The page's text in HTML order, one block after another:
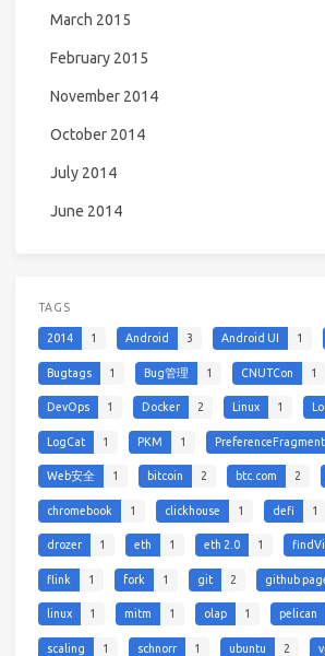
March 2015
February 2015
November 2014
October 2014
July 2014
June 2014
TAGS
2014 1 Android 3 Android UI 1
Bugtags 1 Bug管理 1 CNUTCon 1
DevOps 1 Docker 2 Linux 1
LogCat 1 PKM 1 PreferenceFragment
Web安全 1 bitcoin 2 btc.com 2
chromebook 1 clickhouse 1 defi 1
drozer 1 eth 1 eth 2.0 1
flink 1 fork 1 git 2 github
linux 1 mitm 1 olap 1 pelican
scaling 1 schnorr 1 ubuntu 2